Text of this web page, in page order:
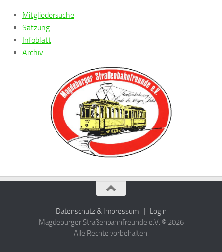
Mitgliedersuche
Satzung
Infoblatt
Archiv
Datenschutz & Impressum | Login
Magdeburger Straßenbahnfreunde e.V. © 2026
Alle Rechte vorbehalten.